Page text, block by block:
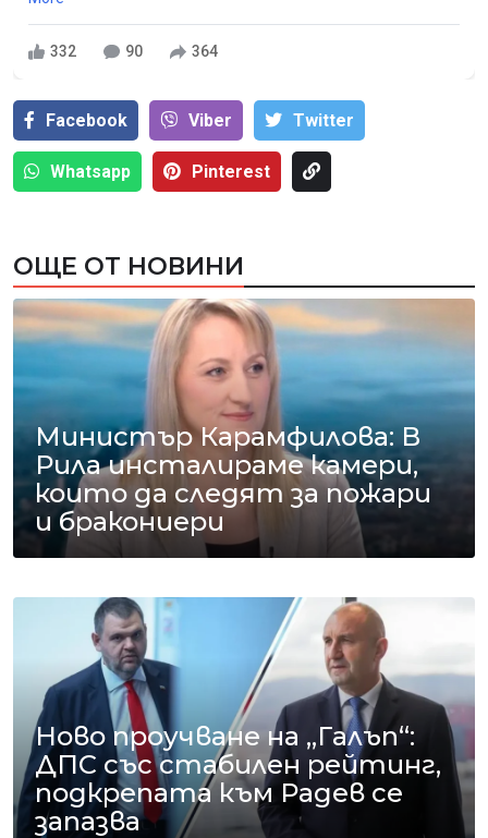
332 90 364
Facebook Viber Тwitter
Whatsapp Pinterest
ОЩЕ ОТ НОВИНИ
Министър Карамфилова: В
Рила инсталираме камери,
които да следят за пожари
и бракониери
Ново проучване на „Галъп“:
ДПС със стабилен рейтинг,
подкрепата към Радев се
запазва